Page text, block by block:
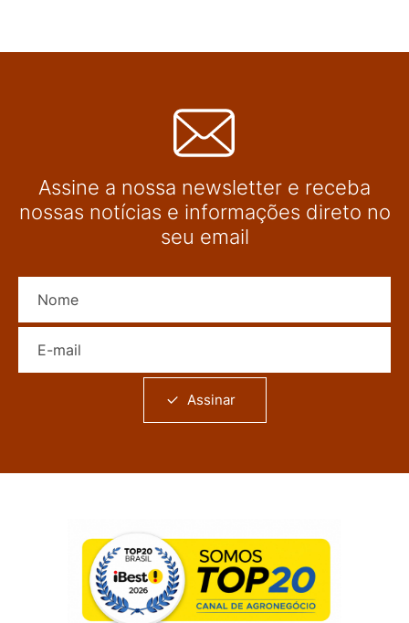
Assine a nossa newsletter e receba
nossas notícias e informações direto no
seu email
Assinar